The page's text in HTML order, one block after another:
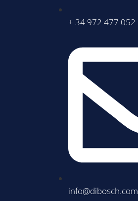
+ 34 972 477 052
info@dibosch.com